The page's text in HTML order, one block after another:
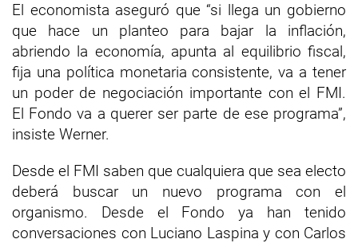
El economista aseguró que “si llega un gobierno
que hace un planteo para bajar la inflación,
abriendo la economía, apunta al equilibrio fiscal,
fija una política monetaria consistente, va a tener
un poder de negociación importante con el FMI.
El Fondo va a querer ser parte de ese programa”,
insiste Werner.
Desde el FMI saben que cualquiera que sea electo
deberá buscar un nuevo programa con el
organismo. Desde el Fondo ya han tenido
conversaciones con Luciano Laspina y con Carlos